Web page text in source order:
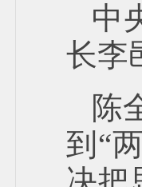
中
长李
陈
到“